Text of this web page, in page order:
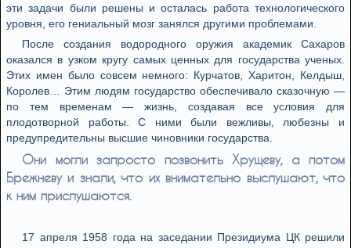
эти задачи были решены и осталась работа технологического
уровня, его гениальный мозг занялся другими проблемами.
После создания водородного оружия академик Сахаров
оказался в узком кругу самых ценных для государства ученых.
Этих имен было совсем немного: Курчатов, Харитон, Келдыш,
Королев… Этим людям государство обеспечивало сказочную —
по тем временам — жизнь, создавая все условия для
плодотворной работы. С ними были вежливы, любезны и
предупредительны высшие чиновники государства.
Они могли запросто позвонить Хрущеву, а потом
Брежневу и знали, что их внимательно выслушают, что
к ним прислушаются.
17 апреля 1958 года на заседании Президиума ЦК решили